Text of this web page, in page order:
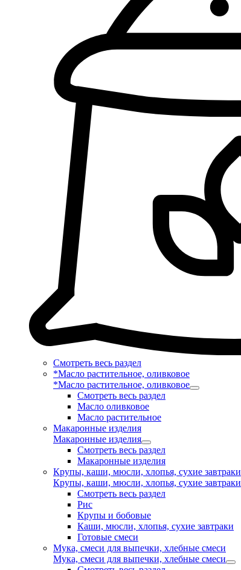
Смотреть весь раздел
*Масло растительное, оливковое
*Масло растительное, оливковое
Смотреть весь раздел
Масло оливковое
Масло растительное
Макаронные изделия
Макаронные изделия
Смотреть весь раздел
Макаронные изделия
Крупы, каши, мюсли, хлопья, сухие завтраки
Крупы, каши, мюсли, хлопья, сухие завтраки
Смотреть весь раздел
Рис
Крупы и бобовые
Каши, мюсли, хлопья, сухие завтраки
Готовые смеси
Мука, смеси для выпечки, хлебные смеси
Мука, смеси для выпечки, хлебные смеси